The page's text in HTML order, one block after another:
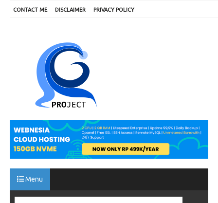
CONTACT ME DISCLAIMER PRIVACY POLICY
Menu